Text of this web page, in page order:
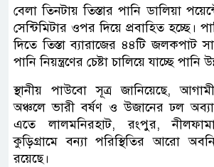
বেলা তিনটায় তিস্তার পানি ডালিয়া
সেন্টিমিটার ওপর দিয়ে প্রবাহিত হচ্ছে।
দিতে তিস্তা ব্যারাজের ৪৪টি জলকপাট
পানি নিয়ন্ত্রণের চেষ্টা চালিয়ে যাচ্ছে পানি
স্থানীয় পাউবো সূত্র জানিয়েছে,
অঞ্চলে ভারী বর্ষণ ও উজানের ঢল
এতে লালমনিরহাট, রংপুর,
কুড়িগ্রামে বন্যা পরিস্থিতির আরো
রয়েছে।